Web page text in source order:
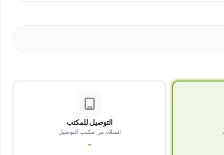
التوصيل للمكتب
استلام من مكتب التوصيل
-